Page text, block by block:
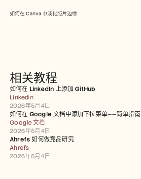
如何在 Canva 中淡化照片边缘
相关教程
如何在 LinkedIn 上添加 GitHub
LinkedIn
2026年5月4日
如何在 Google 文档中添加下拉菜单——简单指南
Google 文档
2026年5月4日
Ahrefs 如何做竞品研究
Ahrefs
2026年5月4日